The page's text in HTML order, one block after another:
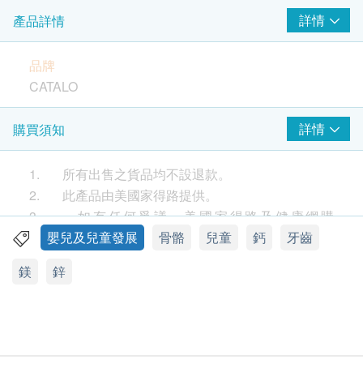
產品詳情 詳情
品牌
CATALO
產地
美國
包裝
474毫升
特性及功效
臨床實證有效促進骨骼生長¹，強化骨骼結構，提升運
購買須知 詳情
1. 所有出售之貨品均不設退款。
2. 此產品由美國家得路提供。
3. 如有任何爭議，美國家得路及健康網購
health.ESDlife保留最終決議權。
送貨
嬰兒及兒童發展 骨骼 兒童 鈣
牙齒
鎂
鋅